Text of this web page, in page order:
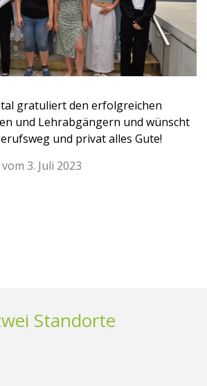
gratuliert den erfolgreichen
und Lehrabgängern und wünscht
und privat alles Gute!
3. Juli 2023
Standorte